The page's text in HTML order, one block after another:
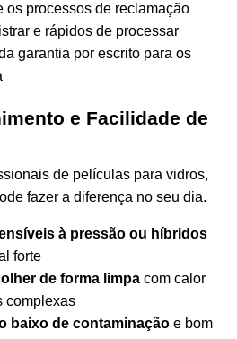
os processos de reclamação
e rápidos de processar
garantia por escrito para os
e Facilidade de
de películas para vidros,
fazer a diferença no seu dia.
à pressão ou híbridos
forte
de forma limpa com calor
complexas
baixo de contaminação e bom